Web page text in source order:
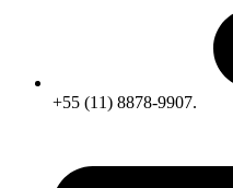
+55 (11) 8878-9907.